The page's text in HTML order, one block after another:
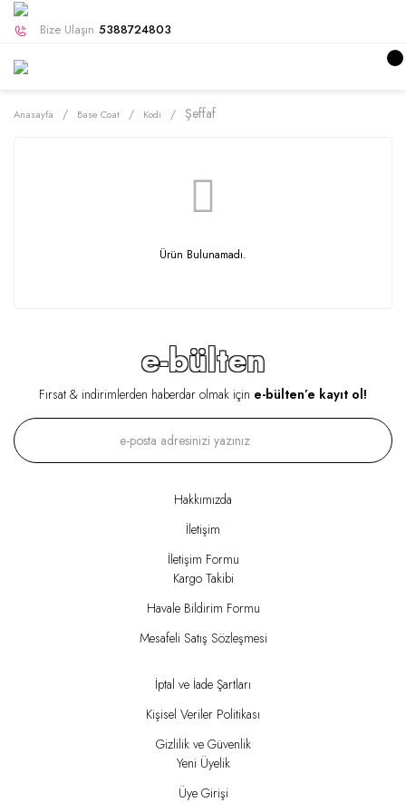
Bize Ulaşın 5388724803
Anasayfa Base Coat Kodi Şeffaf
Ürün Bulunamadı.
e-bülten
Fırsat & indirimlerden haberdar olmak için e-bülten’e kayıt ol!
Hakkımızda
İletişim
İletişim Formu
Kargo Takibi
Havale Bildirim Formu
Mesafeli Satış Sözleşmesi
İptal ve İade Şartları
Kişisel Veriler Politikası
Gizlilik ve Güvenlik
Yeni Üyelik
Üye Girişi